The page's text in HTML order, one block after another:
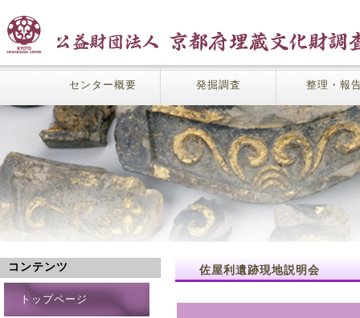
センター概要 発掘調査 整理・報
佐屋利遺跡現地説明会
コンテンツ
トップページ